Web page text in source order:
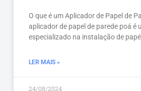
O que é um Aplicador de Papel de
aplicador de papel de parede poá é
especializado na instalação de
LER MAIS »
24/08/2024